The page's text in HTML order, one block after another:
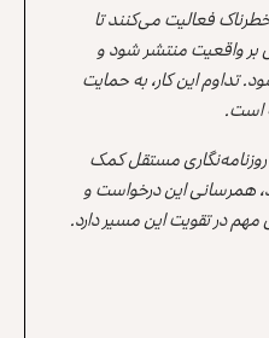
فعالیت می‌کنند تا
بر واقعیت منتشر شود و
تداوم این کار، به حمایت
است.
روزنامه‌نگاری مستقل کمک
همرسانی این درخواست و
در تقویت این مسیر دارد.